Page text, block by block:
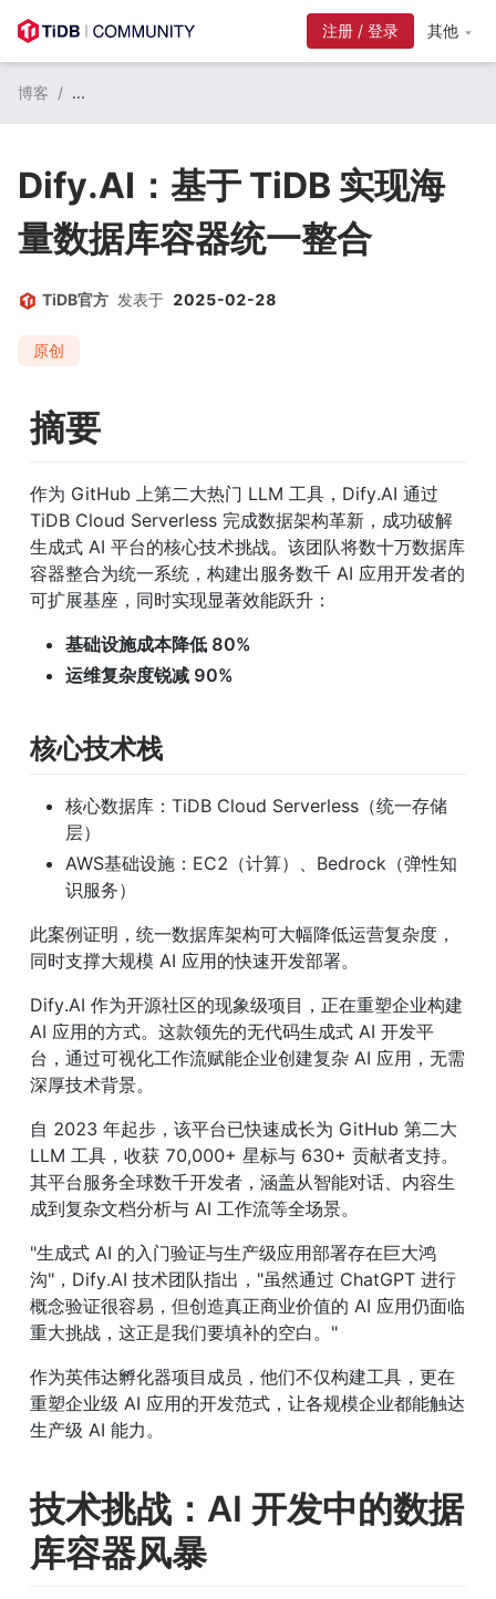
注册 / 登录 其他
博客 / ...
Dify.AI：基于 TiDB 实现海
量数据库容器统一整合
TiDB官方 发表于 2025-02-28
原创
摘要
作为 GitHub 上第二大热门 LLM 工具，Dify.AI 通过
TiDB Cloud Serverless 完成数据架构革新，成功破解
生成式 AI 平台的核心技术挑战。该团队将数十万数据库
容器整合为统一系统，构建出服务数千 AI 应用开发者的
可扩展基座，同时实现显著效能跃升：
基础设施成本降低 80%
运维复杂度锐减 90%
核心技术栈
核心数据库：TiDB Cloud Serverless（统一存储
层）
AWS基础设施：EC2（计算）、Bedrock（弹性知
识服务）
此案例证明，统一数据库架构可大幅降低运营复杂度，
同时支撑大规模 AI 应用的快速开发部署。
Dify.AI 作为开源社区的现象级项目，正在重塑企业构建
AI 应用的方式。这款领先的无代码生成式 AI 开发平
台，通过可视化工作流赋能企业创建复杂 AI 应用，无需
深厚技术背景。
自 2023 年起步，该平台已快速成长为 GitHub 第二大
LLM 工具，收获 70,000+ 星标与 630+ 贡献者支持。
其平台服务全球数千开发者，涵盖从智能对话、内容生
成到复杂文档分析与 AI 工作流等全场景。
"生成式 AI 的入门验证与生产级应用部署存在巨大鸿
沟"，Dify.AI 技术团队指出，"虽然通过 ChatGPT 进行
概念验证很容易，但创造真正商业价值的 AI 应用仍面临
重大挑战，这正是我们要填补的空白。"
作为英伟达孵化器项目成员，他们不仅构建工具，更在
重塑企业级 AI 应用的开发范式，让各规模企业都能触达
生产级 AI 能力。
技术挑战：AI 开发中的数据
库容器风暴